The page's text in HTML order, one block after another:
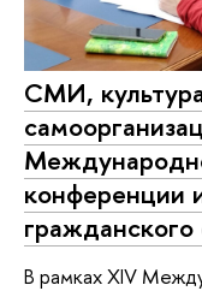
СМИ,
конференции
В рамках XIV